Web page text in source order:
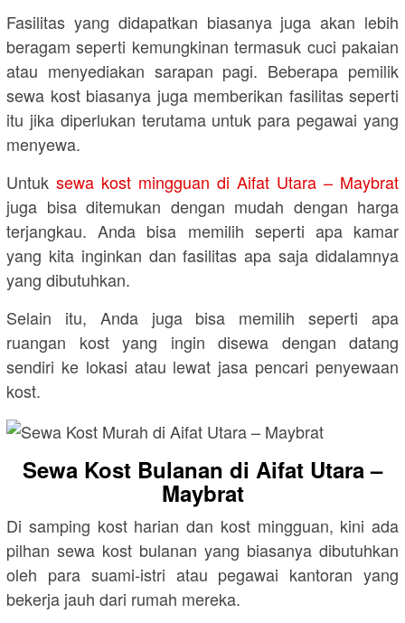
Fasilitas yang didapatkan biasanya juga akan lebih
beragam seperti kemungkinan termasuk cuci pakaian
atau menyediakan sarapan pagi. Beberapa pemilik
sewa kost biasanya juga memberikan fasilitas seperti
itu jika diperlukan terutama untuk para pegawai yang
menyewa.
Untuk sewa kost mingguan di Aifat Utara – Maybrat
juga bisa ditemukan dengan mudah dengan harga
terjangkau. Anda bisa memilih seperti apa kamar
yang kita inginkan dan fasilitas apa saja didalamnya
yang dibutuhkan.
Selain itu, Anda juga bisa memilih seperti apa
ruangan kost yang ingin disewa dengan datang
sendiri ke lokasi atau lewat jasa pencari penyewaan
kost.
Sewa Kost Bulanan di Aifat Utara –
Maybrat
Di samping kost harian dan kost mingguan, kini ada
pilhan sewa kost bulanan yang biasanya dibutuhkan
oleh para suami-istri atau pegawai kantoran yang
bekerja jauh dari rumah mereka.